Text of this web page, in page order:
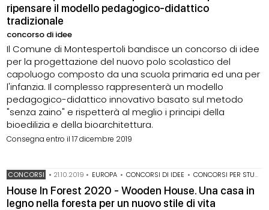
ripensare il modello pedagogico-didattico
tradizionale
concorso di idee
Il Comune di Montespertoli bandisce un concorso di idee
per la progettazione del nuovo polo scolastico del
capoluogo composto da una scuola primaria ed una per
l'infanzia. Il complesso rappresenterà un modello
pedagogico-didattico innovativo basato sul metodo
"senza zaino" e rispetterà al meglio i principi della
bioedilizia e della bioarchitettura.
Consegna entro il 17 dicembre 2019
CONCORSI • 21.10.2019 • EUROPA • CONCORSI DI IDEE • CONCORSI PER STUDENTI
House In Forest 2020 - Wooden House. Una casa in
legno nella foresta per un nuovo stile di vita